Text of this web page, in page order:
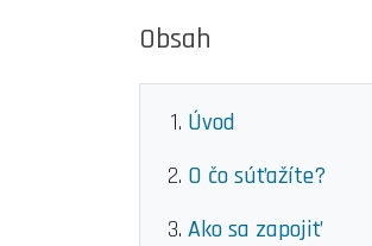
Obsah
Úvod
O čo súťažíte?
Ako sa zapojiť